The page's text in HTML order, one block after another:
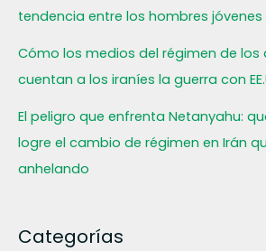
tendencia entre los hombres jóvenes
Cómo los medios del régimen de los
cuentan a los iraníes la guerra con
El peligro que enfrenta Netanyahu:
logre el cambio de régimen en Irán
anhelando
Categorías